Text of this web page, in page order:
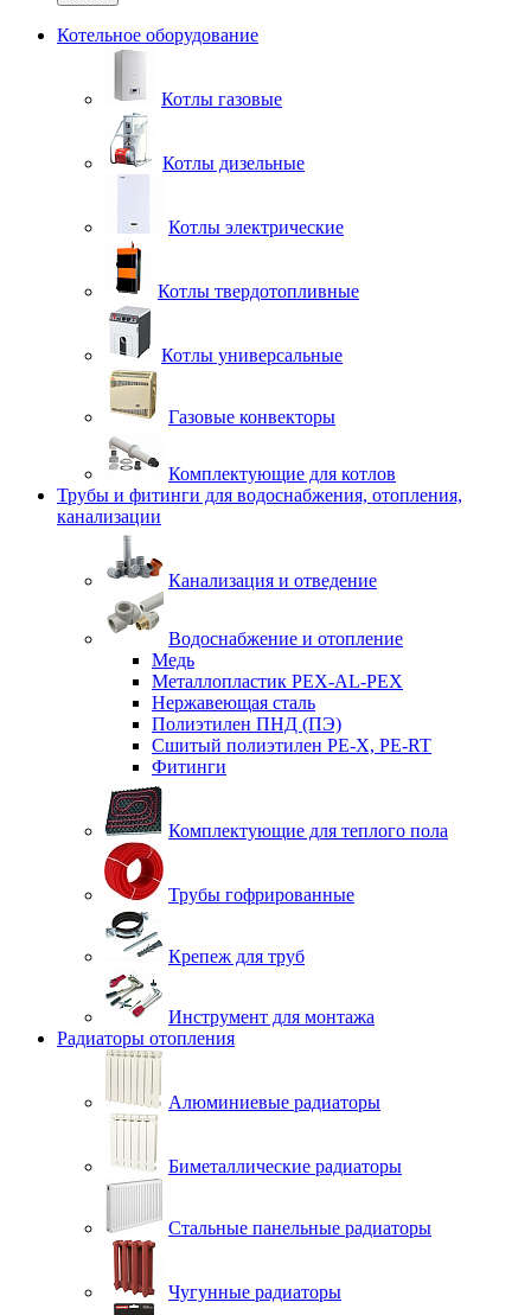
Котельное оборудование
Котлы газовые
Котлы дизельные
Котлы электрические
Котлы твердотопливные
Котлы универсальные
Газовые конвекторы
Комплектующие для котлов
Трубы и фитинги для водоснабжения, отопления,
канализации
Канализация и отведение
Водоснабжение и отопление
Медь
Металлопластик PEX-AL-PEX
Нержавеющая сталь
Полиэтилен ПНД (ПЭ)
Сшитый полиэтилен PE-X, PE-RT
Фитинги
Комплектующие для теплого пола
Трубы гофрированные
Крепеж для труб
Инструмент для монтажа
Радиаторы отопления
Алюминиевые радиаторы
Биметаллические радиаторы
Стальные панельные радиаторы
Чугунные радиаторы